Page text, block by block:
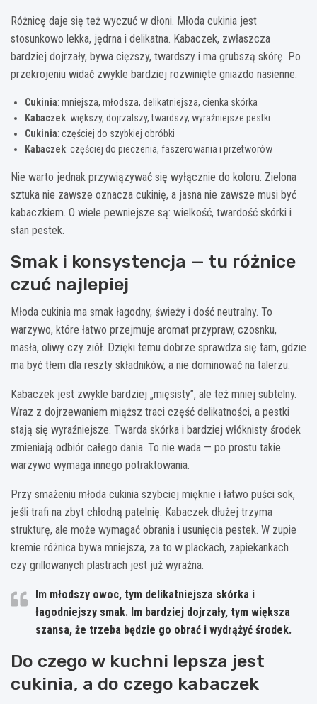
Różnicę daje się też wyczuć w dłoni. Młoda cukinia jest
stosunkowo lekka, jędrna i delikatna. Kabaczek, zwłaszcza
bardziej dojrzały, bywa cięższy, twardszy i ma grubszą skórę. Po
przekrojeniu widać zwykle bardziej rozwinięte gniazdo nasienne.
Cukinia: mniejsza, młodsza, delikatniejsza, cienka skórka
Kabaczek: większy, dojrzalszy, twardszy, wyraźniejsze pestki
Cukinia: częściej do szybkiej obróbki
Kabaczek: częściej do pieczenia, faszerowania i przetworów
Nie warto jednak przywiązywać się wyłącznie do koloru. Zielona
sztuka nie zawsze oznacza cukinię, a jasna nie zawsze musi być
kabaczkiem. O wiele pewniejsze są: wielkość, twardość skórki i
stan pestek.
Smak i konsystencja — tu różnice
czuć najlepiej
Młoda cukinia ma smak łagodny, świeży i dość neutralny. To
warzywo, które łatwo przejmuje aromat przypraw, czosnku,
masła, oliwy czy ziół. Dzięki temu dobrze sprawdza się tam, gdzie
ma być tłem dla reszty składników, a nie dominować na talerzu.
Kabaczek jest zwykle bardziej „mięsisty”, ale też mniej subtelny.
Wraz z dojrzewaniem miąższ traci część delikatności, a pestki
stają się wyraźniejsze. Twarda skórka i bardziej włóknisty środek
zmieniają odbiór całego dania. To nie wada — po prostu takie
warzywo wymaga innego potraktowania.
Przy smażeniu młoda cukinia szybciej mięknie i łatwo puści sok,
jeśli trafi na zbyt chłodną patelnię. Kabaczek dłużej trzyma
strukturę, ale może wymagać obrania i usunięcia pestek. W zupie
kremie różnica bywa mniejsza, za to w plackach, zapiekankach
czy grillowanych plastrach jest już wyraźna.
Im młodszy owoc, tym delikatniejsza skórka i
łagodniejszy smak. Im bardziej dojrzały, tym większa
szansa, że trzeba będzie go obrać i wydrążyć środek.
Do czego w kuchni lepsza jest
cukinia, a do czego kabaczek